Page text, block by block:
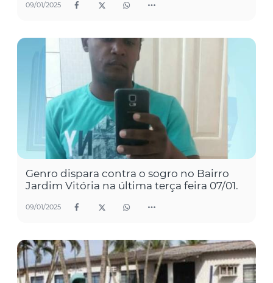
09/01/2025
Genro dispara contra o sogro no Bairro
Jardim Vitória na última terça feira 07/01.
09/01/2025